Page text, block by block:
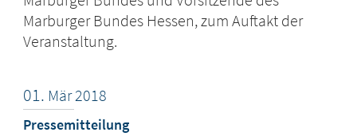
Marburger Bundes Hessen, zum Auftakt der
Veranstaltung.
01. Mär2018
Pressemitteilung